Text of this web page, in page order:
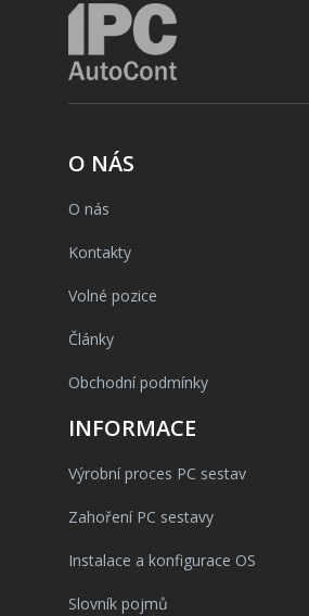
O NÁS
O nás
Kontakty
Volné pozice
Články
Obchodní podmínky
INFORMACE
Výrobní proces PC sestav
Zahoření PC sestavy
Instalace a konfigurace OS
Slovník pojmů